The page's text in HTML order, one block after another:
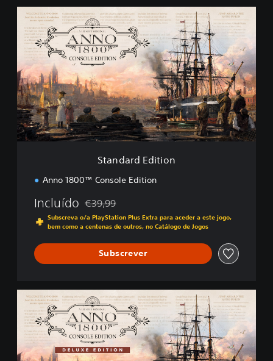
a
r
d
E
d
i
t
Standard Edition
Anno 1800™ Console Edition
Incluído Com desconto em relação ao preço original de
€39,99
Subscreva o/a PlayStation Plus Extra para aceder a este jogo,
bem como a centenas de outros, no Catálogo de Jogos
Subscrever
e